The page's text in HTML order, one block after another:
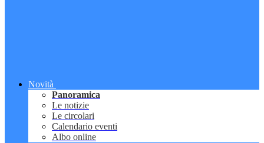
Novità
Panoramica
Le notizie
Le circolari
Calendario eventi
Albo online